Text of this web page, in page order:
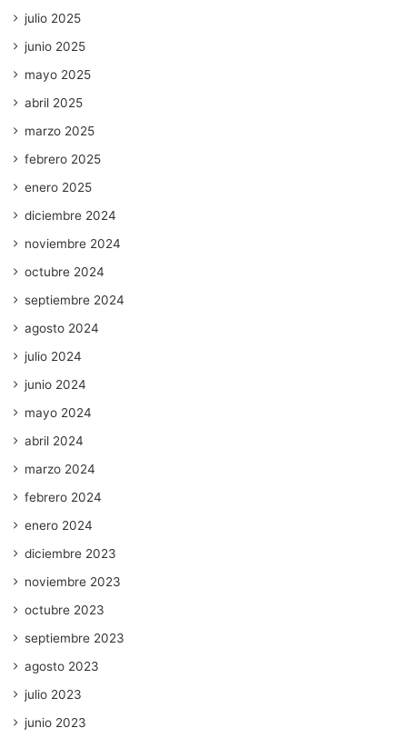
julio 2025
junio 2025
mayo 2025
abril 2025
marzo 2025
febrero 2025
enero 2025
diciembre 2024
noviembre 2024
octubre 2024
septiembre 2024
agosto 2024
julio 2024
junio 2024
mayo 2024
abril 2024
marzo 2024
febrero 2024
enero 2024
diciembre 2023
noviembre 2023
octubre 2023
septiembre 2023
agosto 2023
julio 2023
junio 2023